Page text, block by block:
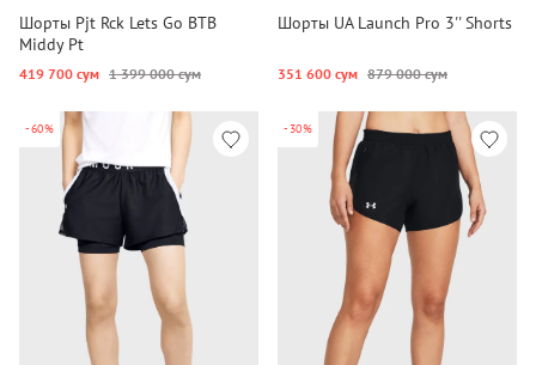
Шорты Pjt Rck Lets Go BTB
Middy Pt
419 700 сум 1 399 000 сум
Шорты UA Launch Pro 3'' Shorts
351 600 сум 879 000 сум
-60% -30%